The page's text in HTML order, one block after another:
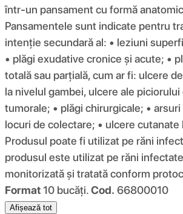
într-un pansament cu formă
Pansamentele sunt indicate pentru
intenție secundară al: • leziuni
• plăgi exudative cronice și acute; •
totală sau parțială, cum ar fi: ulcere
la nivelul gambei, ulcere ale
tumorale; • plăgi chirurgicale; • arsuri
locuri de colectare; • ulcere
Produsul poate fi utilizat pe răni
produsul este utilizat pe răni
monitorizată și tratată conform
Format10 bucăți.Cod. 66800010
Afișează tot